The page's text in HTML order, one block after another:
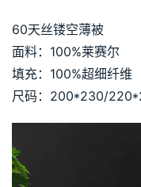
60天丝镂空薄被
面料：100%莱赛尔
填充：100%超细纤维
尺码：200*230/